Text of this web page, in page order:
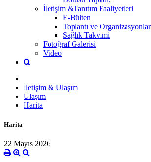
İletişim &Tanıtım Faaliyetleri
E-Bülten
Toplantı ve Organizasyonlar
Sağlık Takvimi
Fotoğraf Galerisi
Video
İletişim & Ulaşım
Ulaşım
Harita
Harita
22 Mayıs 2026